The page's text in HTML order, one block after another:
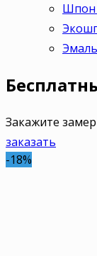
Шпон
Эмаль
Закажите
заказать
-18%